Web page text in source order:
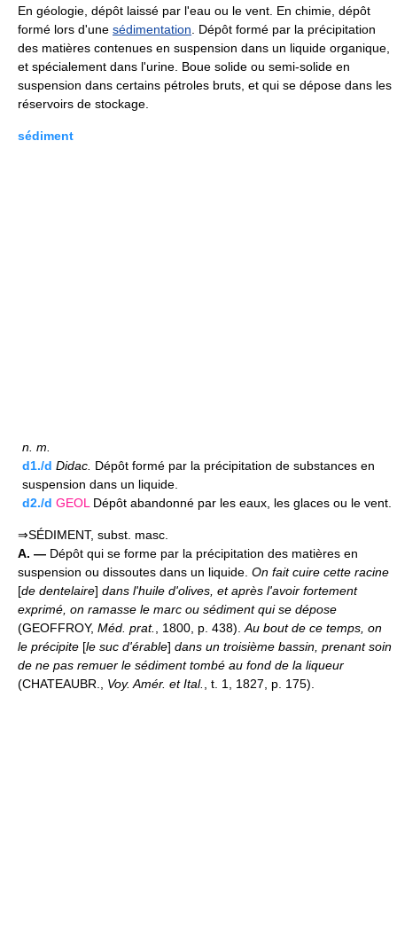
En géologie, dépôt laissé par l'eau ou le vent. En chimie, dépôt
formé lors d'une sédimentation . Dépôt formé par la précipitation
des matières contenues en suspension dans un liquide organique,
et spécialement dans l'urine. Boue solide ou semi-solide en
suspension dans certains pétroles bruts, et qui se dépose dans les
réservoirs de stockage.
sédiment
n. m.
d1./d Didac. Dépôt formé par la précipitation de substances en
suspension dans un liquide.
d2./d GEOL Dépôt abandonné par les eaux, les glaces ou le vent.
⇒SÉDIMENT, subst. masc.
A. — Dépôt qui se forme par la précipitation des matières en
suspension ou dissoutes dans un liquide. On fait cuire cette racine
[de dentelaire] dans l'huile d'olives, et après l'avoir fortement
exprimé, on ramasse le marc ou sédiment qui se dépose
(GEOFFROY, Méd. prat. , 1800, p. 438). Au bout de ce temps, on
le précipite [le suc d'érable] dans un troisième bassin, prenant soin
de ne pas remuer le sédiment tombé au fond de la liqueur
(CHATEAUBR., Voy. Amér. et Ital. , t. 1, 1827, p. 175).